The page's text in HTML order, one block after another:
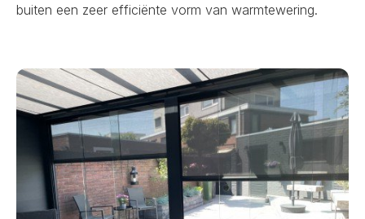
buiten een zeer efficiënte vorm van warmtewering.